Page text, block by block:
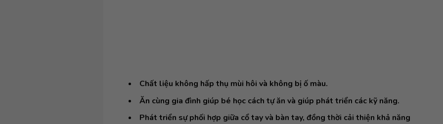
Chất liệu không hấp thụ mùi hôi và không bị ố màu.
Ăn cùng gia đình giúp bé học cách tự ăn và giúp phát triển các kỹ năng.
Phát triển sự phối hợp giữa cổ tay và bàn tay, đồng thời cải thiện khả năng